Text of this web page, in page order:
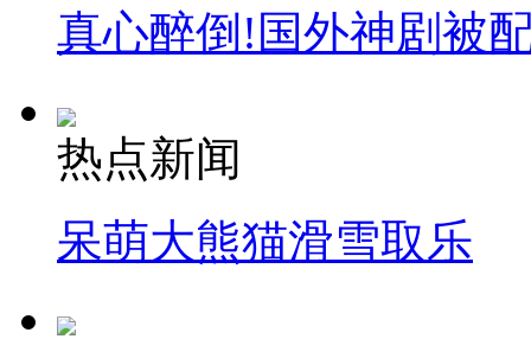
真心醉倒!国外神剧被
热点新闻
呆萌大熊猫滑雪取乐